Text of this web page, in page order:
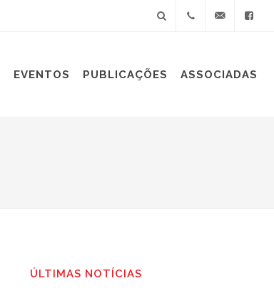
3060-
EVENTOS PUBLICAÇÕES ASSOCIADAS
ÚLTIMAS NOTÍCIAS